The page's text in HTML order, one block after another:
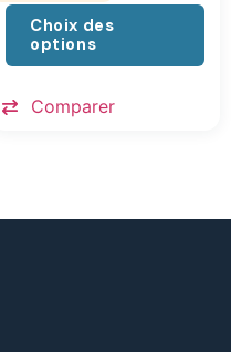
Choix des
options
Comparer